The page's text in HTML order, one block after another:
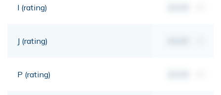
I (rating)
J (rating)
P (rating)